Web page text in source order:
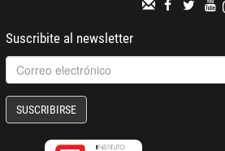
Suscribite al newsletter
SUSCRIBIRSE